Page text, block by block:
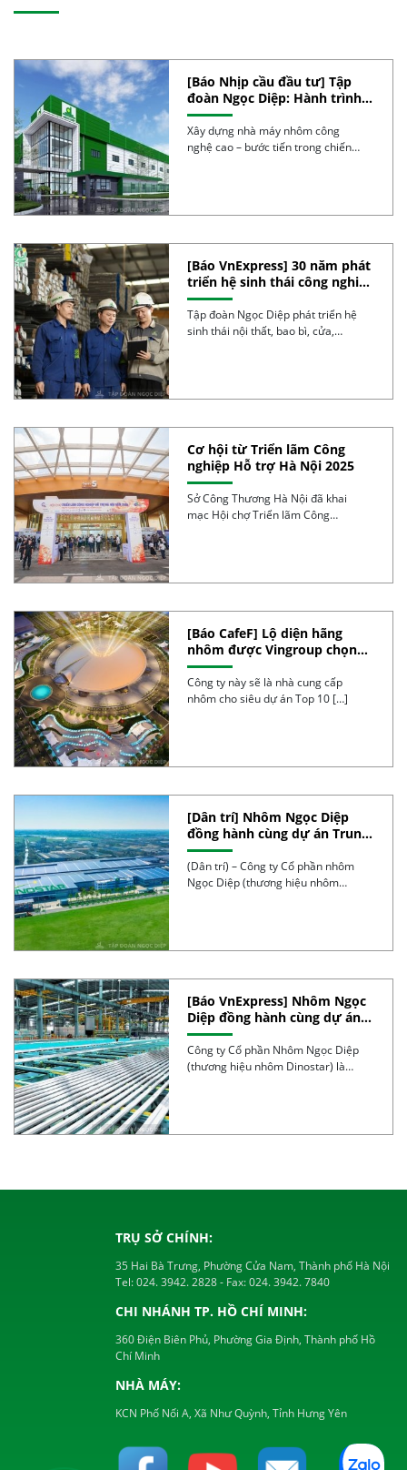
[Báo Nhịp cầu đầu tư] Tập
đoàn Ngọc Diệp: Hành trình
30 năm phát triển bền vững,
kiến tạo vị thế
Xây dựng nhà máy nhôm công
nghệ cao – bước tiến trong chiến
[Báo VnExpress] 30 năm phát
triển hệ sinh thái công nghiệp
của tập đoàn Ngọc Diệp
Tập đoàn Ngọc Diệp phát triển hệ
sinh thái nội thất, bao bì, cửa,
Cơ hội từ Triển lãm Công
nghiệp Hỗ trợ Hà Nội 2025
Sở Công Thương Hà Nội đã khai
mạc Hội chợ Triển lãm Công
[Báo CafeF] Lộ diện hãng
nhôm được Vingroup chọn
làm siêu dự án Top 10 TG, thi
công thần tốc, 4 tháng nữa sẽ
hoàn thành
Công ty này sẽ là nhà cung cấp
nhôm cho siêu dự án Top 10 […]
[Dân trí] Nhôm Ngọc Diệp
đồng hành cùng dự án Trung
tâm hội chợ triển lãm Quốc
gia
(Dân trí) – Công ty Cổ phần nhôm
Ngọc Diệp (thương hiệu nhôm
[Báo VnExpress] Nhôm Ngọc
Diệp đồng hành cùng dự án
triển lãm quy mô 90 ha
Công ty Cổ phần Nhôm Ngọc Diệp
(thương hiệu nhôm Dinostar) là
TRỤ SỞ CHÍNH:
35 Hai Bà Trưng, Phường Cửa Nam, Thành phố Hà Nội
Tel:024. 3942. 2828- Fax:024. 3942. 7840
CHI NHÁNH TP. HỒ CHÍ MINH:
360 Điện Biên Phủ, Phường Gia Định, Thành phố Hồ
Chí Minh
NHÀ MÁY:
KCN Phố Nối A, Xã Như Quỳnh, Tỉnh Hưng Yên